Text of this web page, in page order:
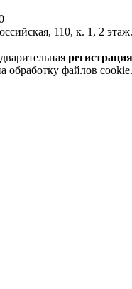
110, к. 1, 2 этаж.
обработку файлов cookie.